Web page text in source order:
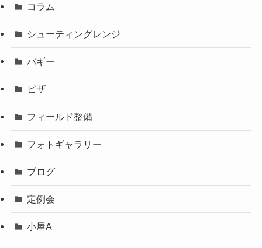
コラム
シューティングレンジ
バギー
ピザ
フィールド整備
フォトギャラリー
ブログ
定例会
小屋A